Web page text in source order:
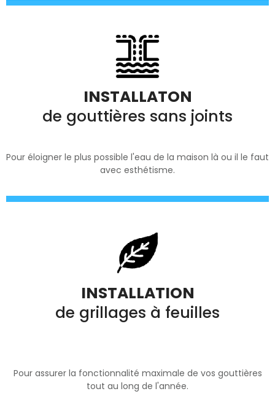
INSTALLATON
de gouttières sans joints
Pour éloigner le plus possible l'eau de la maison là ou il le faut
avec esthétisme.
INSTALLATION
de grillages à feuilles
Pour assurer la fonctionnalité maximale de vos gouttières
tout au long de l'année.